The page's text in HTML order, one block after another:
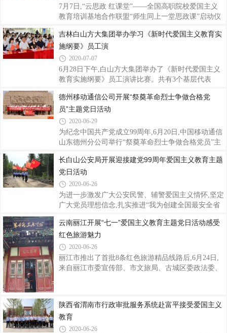
那段不可磨灭的历史故事,在学习中找寻先烈们为革命
奋斗终身的精神信仰。“每次参加红色爱国主义教育
事迹是鼓舞我奋勇前行的力量源泉。”在参观完鲁南
抗日民族统一战线展览馆、运河支队记忆馆
7月7日,“云思政 红课堂”——全国高职院校爱国主义
教育培训基地合作联盟“师生同上一堂思政课”启动仪
老师直播授课,联盟23所高职院校的5万多名师生通过
腾讯课堂共同上了一堂精彩的云端思政课。联盟“师
生同上一堂思政课”启动仪式威海职业学院现场。在
启动仪式上,中国高等教育学会职业技术教育分会会
长、联盟专家委员会主任、浙江金融职业学院党委书
场连线,分别代表联盟专家委员会及广大媒体,表达了
对活动启动的祝贺。周建松练玉春此次“师
吉林白山方大集团举办学习《新时代爱国主义教育实
施纲要》员工演
2020-07-07
6月28日下午,白山方大集团举办了《新时代爱国主义
教育实施纲要》员工演讲比赛。共有3个基层代表
联、市妇联、团市委、市直属机关工委和市商务局的
主要领导应邀参加此次活动。白山方大集团党委书
记、董事长宁凤莲首先致辞。吉林省酒文化博物馆企
划部负责人李静代表所有参赛选手作表态发言。在比
赛现场,5名评委对参赛选手的演讲内容、语言表达、
分。经过3个多小时的紧张比赛和评委的认真评选,白
山方大糖酒站的宋爽获得一等奖;吉林省酒文化博物馆
德州移动通信公司开展“祭奠革命烈士争做合格党
员”主题党日活动
2020-06-29
为纪念中国共产党成立99周年,6月20日,中国移动通信
山东德州分公司举行“祭奠革命烈士争做合格党员”主
及全体党支部书记,赴济南革命烈士陵园,瞻仰了革命
烈士纪念塔,重温入党誓词,铭记共产党员的初心与使
命;参观了济南战役纪念馆,感受革命先烈舍身报国的
坚定信念和不朽精神;瞻仰了中共一大代表王尽美、邓
恩铭烈士墓碑,向革命烈士敬献花束。 本次主题党日
的崇敬之情,升华为保持共产党员先进性的精神追求,
转化为创先争优的强大动力,在工作中
长白山公安局开展迎接建党99周年爱国主义教育主题
党日活动
2020-06-26
为进一步激发广大公安民警、辅警爱国主义情怀,坚定
广大党员理想信念,扎实推进“我为创建全国最安全省
产党建党99周年来临之际,长白山公安局组织80余名党
员民警、辅警来到省级爱国主义教育基地——老黑河
遗址,开展以“不忘初心、牢记使命,传承红色基因、筑
牢忠诚警魂”为主题的爱国主义教育主题党日活动。
老黑河遗址是省委省政府批准的综合性爱国主义教育
云南丽江开展“七一”爱国主义教育主题党日活动感受
红色旅游魅力
2020-06-26
丽江市推出了首批8条红色旅游精品线路后,6月24日,
来自丽江市委宣传部、市文旅局、古城区委政法委、
陕西省渭南市行政审批服务系统赴富平接受爱国主义
教育
2020-06-26